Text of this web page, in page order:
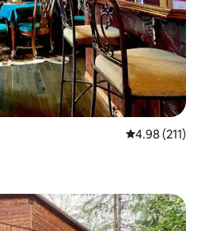
Penarafan
4.98 (211)